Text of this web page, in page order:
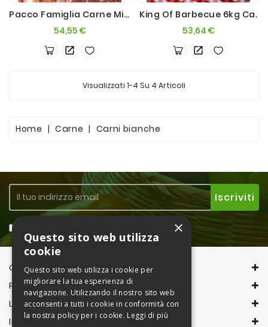
Home Carne Carni bianche
Pacco Famiglia Carne Mista 6kg Ca.
54,55 €Prezzo
King Of Barbecue 6kg Ca.
53,64 €Prezzo
Visualizzati 1-4 Su 4 Articoli
CONTACT INFORMATION
PRODOTTI
LA NOSTRA AZIENDA
IL TUO ACCOUNT
×
Questo sito web utilizza
cookie
Questo sito web utilizza i cookie per
migliorare la tua esperienza di
navigazione. Utilizzando il nostro sito web
acconsenti a tutti i cookie in conformità con
la nostra policy per i cookie. Leggi di più